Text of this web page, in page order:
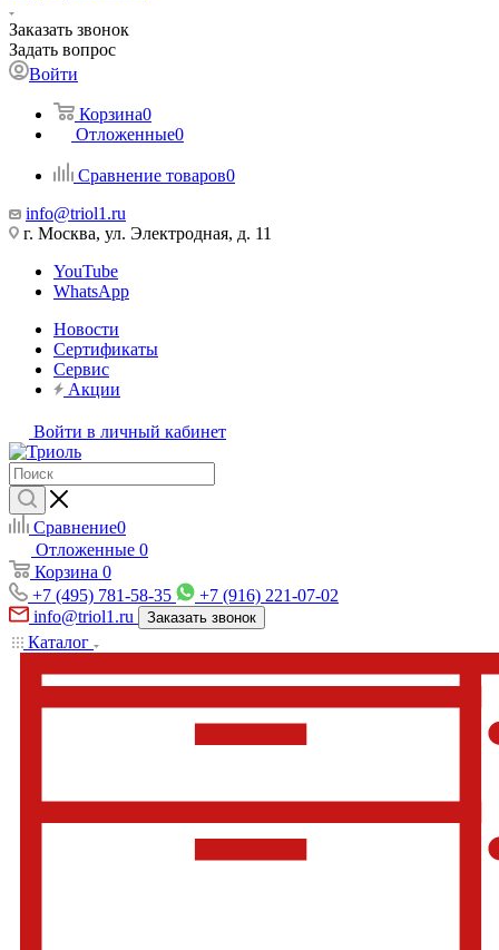
Заказать звонок
Задать вопрос
Войти
Корзина0
Отложенные0
Сравнение товаров0
info@triol1.ru
г. Москва, ул. Электродная, д. 11
YouTube
WhatsApp
Новости
Сертификаты
Сервис
Акции
Войти в личный кабинет
Сравнение0
Отложенные 0
Корзина 0
+7 (495) 781-58-35
+7 (916) 221-07-02
info@triol1.ru
Заказать звонок
Каталог